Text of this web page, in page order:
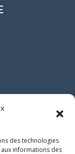
des technologies
informations des